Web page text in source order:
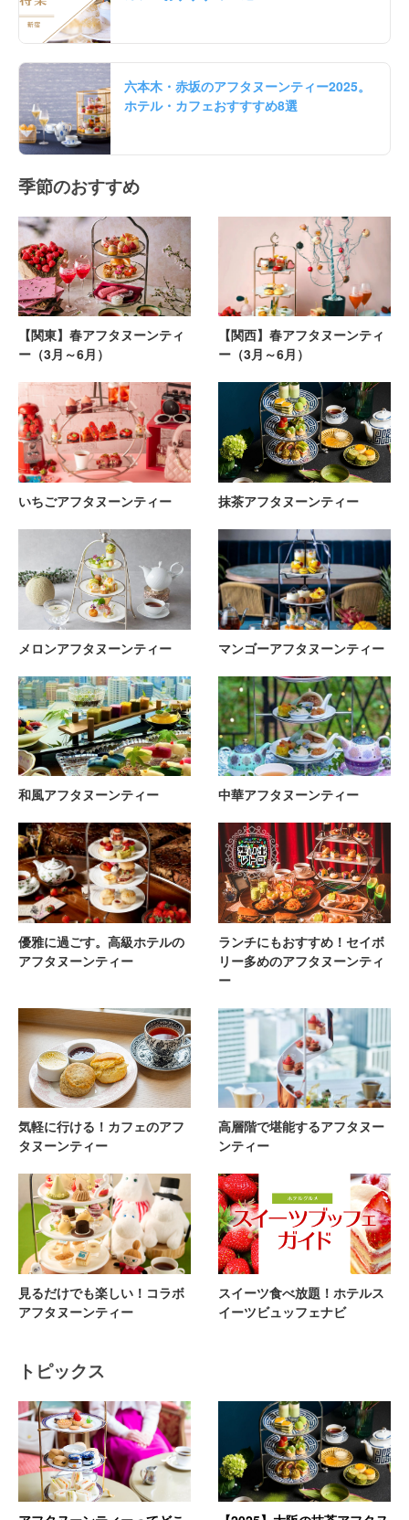
六本木・赤坂のアフタヌーンティー2025。
ホテル・カフェおすすすめ8選
季節のおすすめ
【関東】春アフタヌーンティ
ー（3月～6月）
【関西】春アフタヌーンティ
ー（3月～6月）
いちごアフタヌーンティー 抹茶アフタヌーンティー
メロンアフタヌーンティー マンゴーアフタヌーンティー
和風アフタヌーンティー 中華アフタヌーンティー
優雅に過ごす。高級ホテルの
アフタヌーンティー
ランチにもおすすめ！セイボ
リー多めのアフタヌーンティ
ー
気軽に行ける！カフェのアフ
タヌーンティー
高層階で堪能するアフタヌー
ンティー
見るだけでも楽しい！コラボ
アフタヌーンティー
スイーツ食べ放題！ホテルス
イーツビュッフェナビ
トピックス